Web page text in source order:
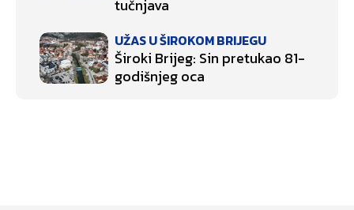
tučnjava
UŽAS U ŠIROKOM BRIJEGU
Široki Brijeg: Sin pretukao 81-
godišnjeg oca